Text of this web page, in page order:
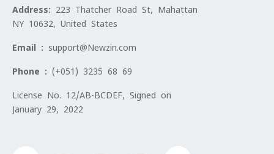
Address: 223 Thatcher Road St, Mahattan
NY 10632, United States
Email : support@Newzin.com
Phone : (+051) 3235 68 69
License No. 12/AB-BCDEF, Signed on
January 29, 2022